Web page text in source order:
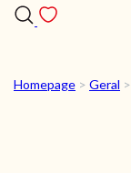
Homepage > Geral >